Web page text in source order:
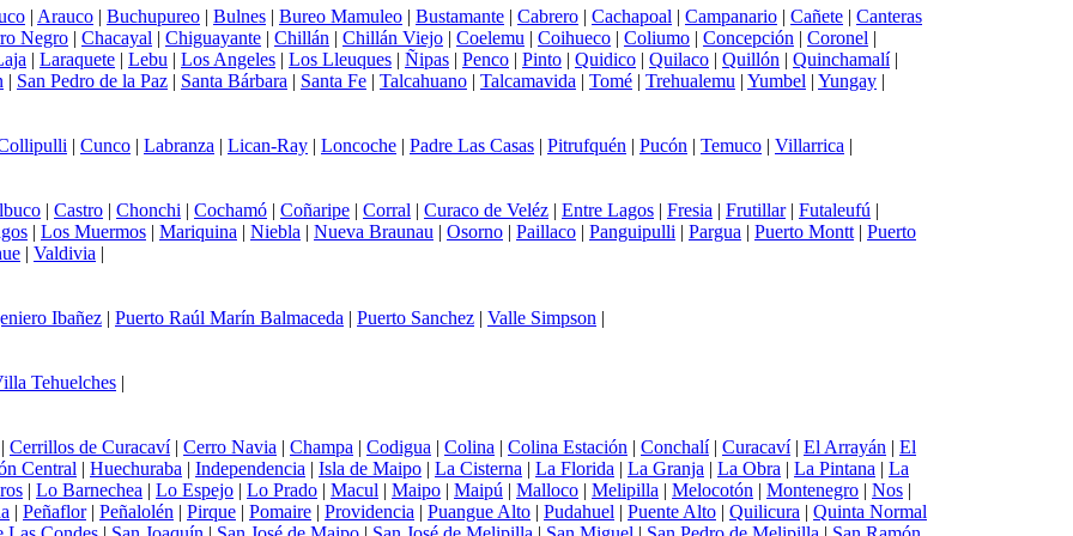
| Arauco | Buchupureo | Bulnes | Bureo Mamuleo | Bustamante | Cabrero | Cachapoal | Campanario | Cañete | Canteras
Negro | Chacayal | Chiguayante | Chillán | Chillán Viejo | Coelemu | Coihueco | Coliumo | Concepción | Coronel |
| Laraquete | Lebu | Los Angeles | Los Lleuques | Ñipas | Penco | Pinto | Quidico | Quilaco | Quillón | Quinchamalí|
| San Pedro de la Paz | Santa Bárbara | Santa Fe | Talcahuano | Talcamavida | Tomé | Trehualemu | Yumbel | Yungay |
| Cunco | Labranza | Lican-Ray | Loncoche | Padre Las Casas | Pitrufquén | Pucón | Temuco | Villarrica |
| Castro | Chonchi | Cochamó | Coñaripe | Corral | Curaco de Veléz | Entre Lagos | Fresia | Frutillar| Futaleufú |
| Los Muermos | Mariquina | Niebla | Nueva Braunau | Osorno | Paillaco | Panguipulli | Pargua | Puerto Montt | Puerto
| Valdivia |
Ibañez | Puerto Raúl Marín Balmaceda | Puerto Sanchez | Valle Simpson |
Tehuelches |
Cerrillos de Curacaví| Cerro Navia | Champa | Codigua | Colina | Colina Estación | Conchalí| Curacaví| El Arrayán | El
Central | Huechuraba | Independencia | Isla de Maipo | La Cisterna | La Florida | La Granja | La Obra | La Pintana | La
| Lo Barnechea | Lo Espejo | Lo Prado | Macul | Maipo | Maipú | Malloco | Melipilla | Melocotón | Montenegro | Nos |
| Peñaflor| Peñalolén | Pirque | Pomaire | Providencia | Puangue Alto | Pudahuel | Puente Alto | Quilicura | Quinta Normal